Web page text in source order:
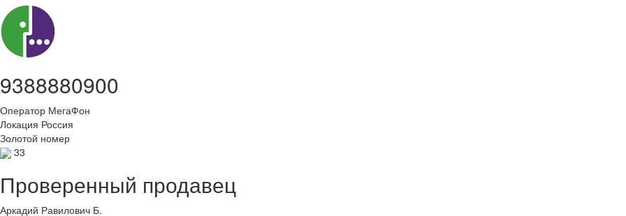
9388880900
Оператор МегаФон
Локация Россия
Золотой номер
33
Проверенный продавец
Аркадий Равилович Б.